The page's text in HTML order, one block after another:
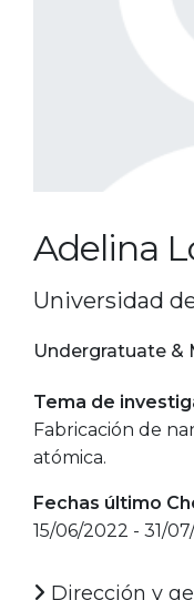
Adelina
Universidad
Undergratuate &
Tema de
Fabricación de
atómica.
Fechas último
15/06/2022 - 31/
Dirección y